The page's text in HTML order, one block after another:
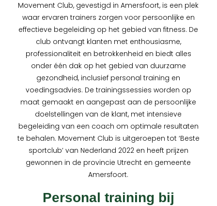
Movement Club, gevestigd in Amersfoort, is een plek
waar ervaren trainers zorgen voor persoonlijke en
effectieve begeleiding op het gebied van fitness. De
club ontvangt klanten met enthousiasme,
professionaliteit en betrokkenheid en biedt alles
onder één dak op het gebied van duurzame
gezondheid, inclusief personal training en
voedingsadvies. De trainingssessies worden op
maat gemaakt en aangepast aan de persoonlijke
doelstellingen van de klant, met intensieve
begeleiding van een coach om optimale resultaten
te behalen. Movement Club is uitgeroepen tot ‘Beste
sportclub’ van Nederland 2022 en heeft prijzen
gewonnen in de provincie Utrecht en gemeente
Amersfoort.
Personal training bij